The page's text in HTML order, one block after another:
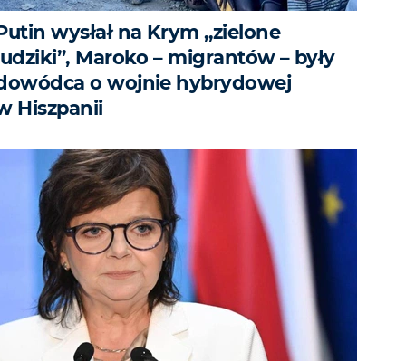
wysłał na Krym „zielone
Maroko – migrantów – były
o wojnie hybrydowej
Hiszpanii